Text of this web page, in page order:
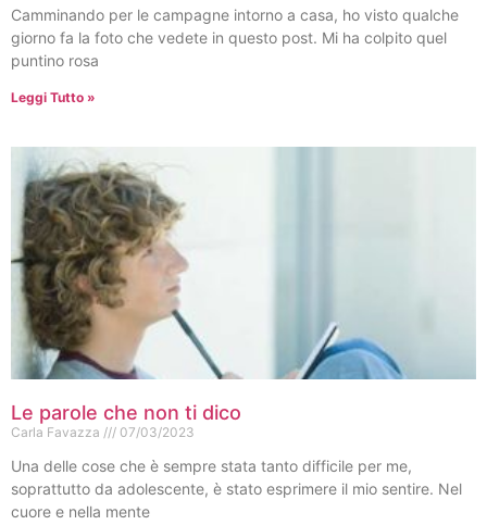
Camminando per le campagne intorno a casa, ho visto qualche
giorno fa la foto che vedete in questo post. Mi ha colpito quel
puntino rosa
Leggi Tutto »
Le parole che non ti dico
Carla Favazza 07/03/2023
Una delle cose che è sempre stata tanto difficile per me,
soprattutto da adolescente, è stato esprimere il mio sentire. Nel
cuore e nella mente